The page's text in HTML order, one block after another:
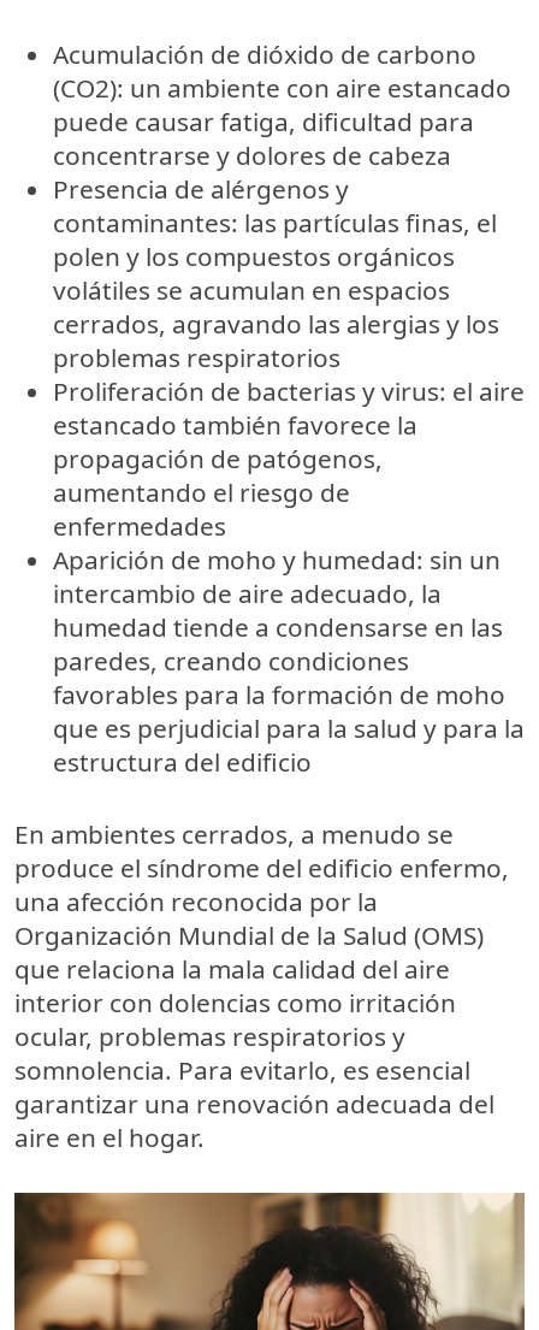
Acumulación de dióxido de carbono
(CO2): un ambiente con aire estancado
puede causar fatiga, dificultad para
concentrarse y dolores de cabeza
Presencia de alérgenos y
contaminantes: las partículas finas, el
polen y los compuestos orgánicos
volátiles se acumulan en espacios
cerrados, agravando las alergias y los
problemas respiratorios
Proliferación de bacterias y virus: el aire
estancado también favorece la
propagación de patógenos,
aumentando el riesgo de
enfermedades
Aparición de moho y humedad: sin un
intercambio de aire adecuado, la
humedad tiende a condensarse en las
paredes, creando condiciones
favorables para la formación de moho
que es perjudicial para la salud y para la
estructura del edificio
En ambientes cerrados, a menudo se
produce el síndrome del edificio enfermo,
una afección reconocida por la
Organización Mundial de la Salud (OMS)
que relaciona la mala calidad del aire
interior con dolencias como irritación
ocular, problemas respiratorios y
somnolencia. Para evitarlo, es esencial
garantizar una renovación adecuada del
aire en el hogar.